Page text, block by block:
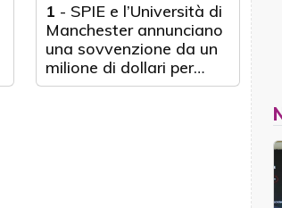
1 - SPIE e l’Università di
Manchester annunciano
una sovvenzione da un
milione di dollari per
borse di studio per